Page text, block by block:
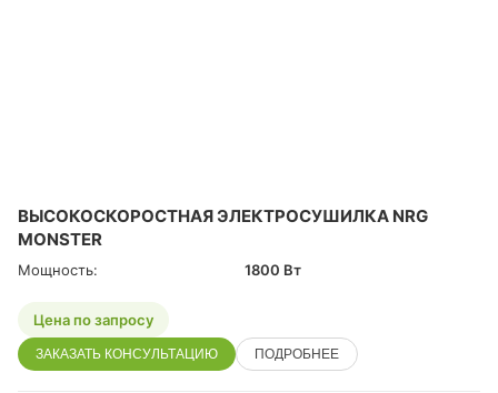
ВЫСОКОСКОРОСТНАЯ ЭЛЕКТРОСУШИЛКА NRG
MONSTER
Мощность: 1800 Вт
Цена по запросу
ЗАКАЗАТЬ КОНСУЛЬТАЦИЮ ПОДРОБНЕЕ